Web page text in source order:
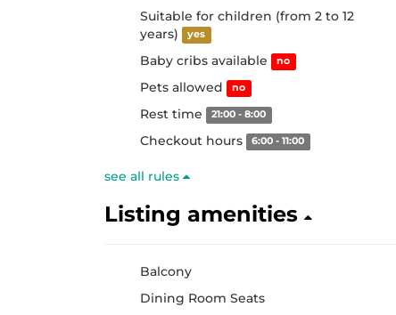
Suitable for children (from 2 to 12
years)
yes
Baby cribs available no
Pets allowed no
Rest time 21:00 - 8:00
Checkout hours 6:00 - 11:00
see all rules
Listing amenities
Balcony
Dining Room Seats